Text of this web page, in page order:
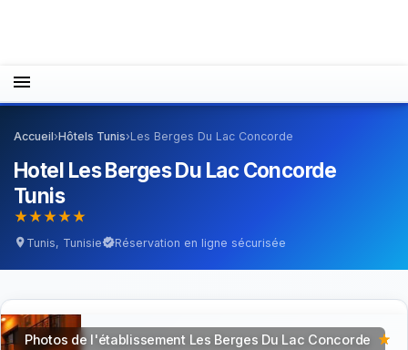
menu
Accueil›Hôtels Tunis›Les Berges Du Lac Concorde
Hotel Les Berges Du Lac Concorde
Tunis
star_ratestar_ratestar_ratestar_ratestar_rate
location_on Tunis, TunisieverifiedRéservation en ligne sécurisée
Photos de l'établissement Les Berges Du Lac Concorde star_rate
star_rate
star_rate
star_rate
star_rate